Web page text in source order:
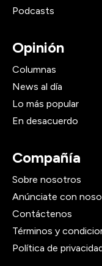
Podcasts
Opinión
Columnas
News al día
Lo más popular
En desacuerdo
Compañía
Sobre nosotros
Anúnciate con
Contáctenos
Términos y
Política de